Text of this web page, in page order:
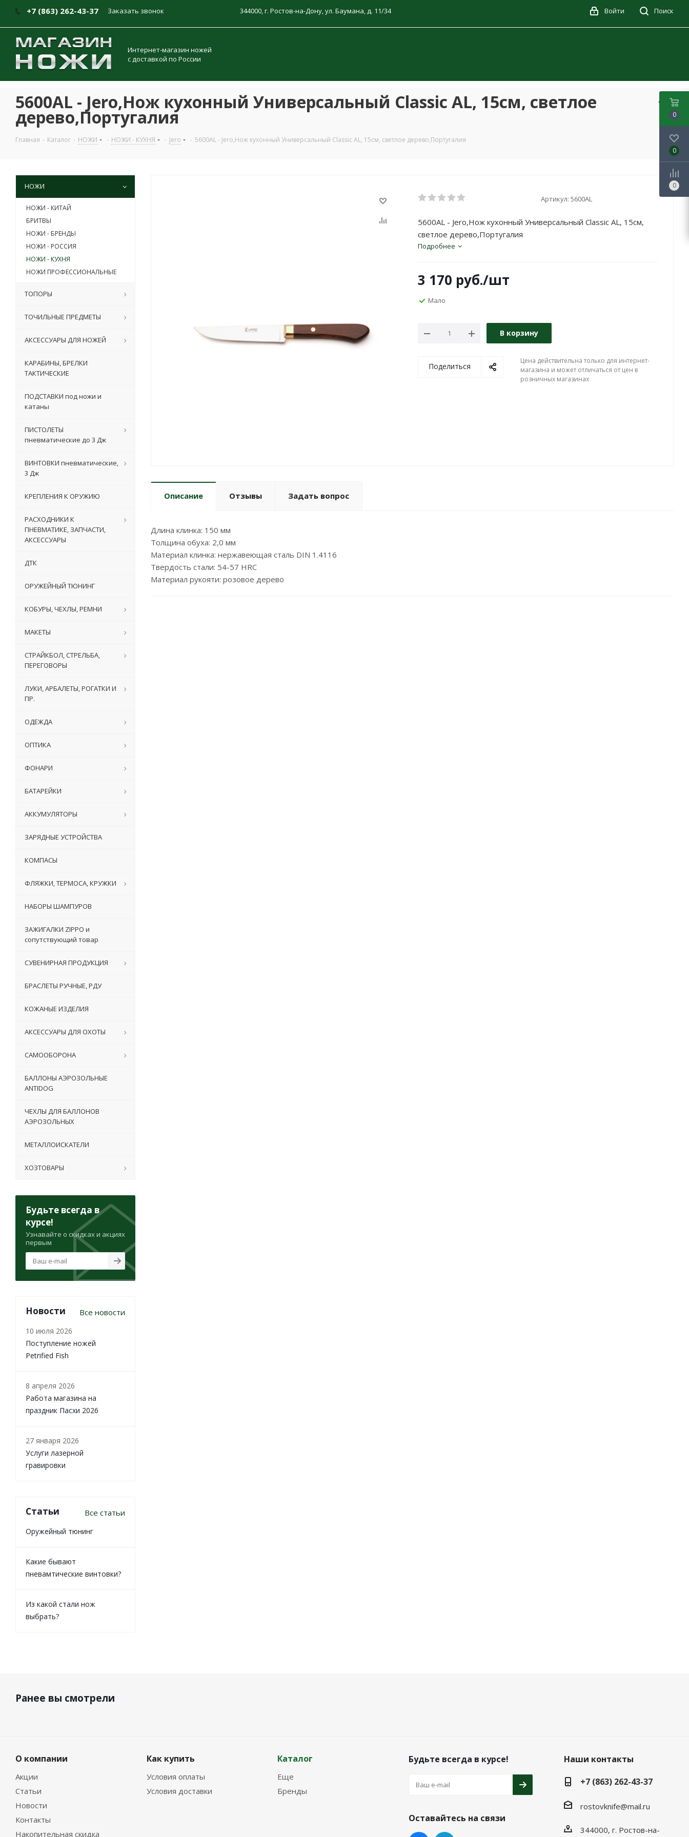
+7 (863) 262-43-37 Заказать звонок 344000, г. Ростов-на-Дону, ул. Баумана, д. 11/34 Поиск
Войти
Интернет-магазин ножей
с доставкой по России
5600AL - Jero,Нож кухонный Универсальный Classic AL, 15см, светлое
дерево,Португалия
Главная - Каталог - НОЖИ - НОЖИ - КУХНЯ - Jero - 5600AL - Jero,Нож кухонный Универсальный Classic AL, 15см, светлое дерево,Португалия
Артикул: 5600AL
5600AL - Jero,Нож кухонный Универсальный Classic AL, 15см,
светлое дерево,Португалия
Подробнее
3 170 руб./шт
Мало
В корзину
Поделиться
Цена действительна только для интернет-
магазина и может отличаться от цен в
розничных магазинах
Описание Отзывы Задать вопрос
Длина клинка: 150 мм
Толщина обуха: 2,0 мм
Материал клинка: нержавеющая сталь DIN 1.4116
Твердость стали: 54-57 HRC
Материал рукояти: розовое дерево
НОЖИ
НОЖИ - КИТАЙ
БРИТВЫ
НОЖИ - БРЕНДЫ
НОЖИ - РОССИЯ
НОЖИ - КУХНЯ
НОЖИ ПРОФЕССИОНАЛЬНЫЕ
ТОПОРЫ
ТОЧИЛЬНЫЕ ПРЕДМЕТЫ
АКСЕССУАРЫ ДЛЯ НОЖЕЙ
КАРАБИНЫ, БРЕЛКИ
ТАКТИЧЕСКИЕ
ПОДСТАВКИ под ножи и
катаны
ПИСТОЛЕТЫ
пневматические до 3 Дж
ВИНТОВКИ пневматические,
3 Дж
КРЕПЛЕНИЯ К ОРУЖИЮ
РАСХОДНИКИ К
ПНЕВМАТИКЕ, ЗАПЧАСТИ,
АКСЕССУАРЫ
ДТК
ОРУЖЕЙНЫЙ ТЮНИНГ
КОБУРЫ, ЧЕХЛЫ, РЕМНИ
МАКЕТЫ
СТРАЙКБОЛ, СТРЕЛЬБА,
ПЕРЕГОВОРЫ
ЛУКИ, АРБАЛЕТЫ, РОГАТКИ И
ПР.
ОДЕЖДА
ОПТИКА
ФОНАРИ
БАТАРЕЙКИ
АККУМУЛЯТОРЫ
ЗАРЯДНЫЕ УСТРОЙСТВА
КОМПАСЫ
ФЛЯЖКИ, ТЕРМОСА, КРУЖКИ
НАБОРЫ ШАМПУРОВ
ЗАЖИГАЛКИ ZIPPO и
сопутствующий товар
СУВЕНИРНАЯ ПРОДУКЦИЯ
БРАСЛЕТЫ РУЧНЫЕ, РДУ
КОЖАНЫЕ ИЗДЕЛИЯ
АКСЕССУАРЫ ДЛЯ ОХОТЫ
САМООБОРОНА
БАЛЛОНЫ АЭРОЗОЛЬНЫЕ
ANTIDOG
ЧЕХЛЫ ДЛЯ БАЛЛОНОВ
АЭРОЗОЛЬНЫХ
МЕТАЛЛОИСКАТЕЛИ
ХОЗТОВАРЫ
Будьте всегда в
курсе!
Узнавайте о скидках и акциях
первым
Новости Все новости
10 июля 2026
Поступление ножей
Petrified Fish
8 апреля 2026
Работа магазина на
праздник Пасхи 2026
27 января 2026
Услуги лазерной
гравировки
Статьи Все статьи
Оружейный тюнинг
Какие бывают
пневамтические винтовки?
Из какой стали нож
выбрать?
Ранее вы смотрели
О компании
Акции
Статьи
Новости
Контакты
Накопительная скидка
Как купить
Условия оплаты
Условия доставки
Каталог
Еще
Бренды
Будьте всегда в курсе!
Оставайтесь на связи
Наши контакты
+7 (863) 262-43-37
rostovknife@mail.ru
344000, г. Ростов-на-
0
0
0